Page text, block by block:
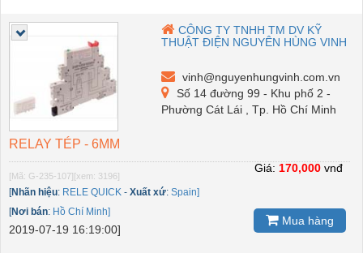
CÔNG TY TNHH TM DV KỸ
THUẬT ĐIỆN NGUYÊN HÙNG VINH
vinh@nguyenhungvinh.com.vn
Số 14 đường 99 - Khu phố 2 -
Phường Cát Lái , Tp. Hồ Chí Minh
RELAY TÉP - 6MM
[Mã: G-235-107][xem: 3196]
[Nhãn hiệu: RELE QUICK - Xuất xứ: Spain]
[Nơi bán: Hồ Chí Minh]
2019-07-19 16:19:00]
Giá: 170,000 vnđ
Mua hàng